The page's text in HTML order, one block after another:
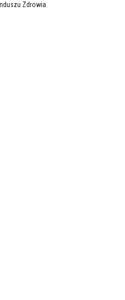
Zdrowia.